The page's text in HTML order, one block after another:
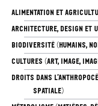
ALIMENTATION ET
ARCHITECTURE, DESIGN ET
BIODIVERSITÉ (HUMAINS,
CULTURES (ART, IMAGE,
DROITS DANS
SPATIALE)